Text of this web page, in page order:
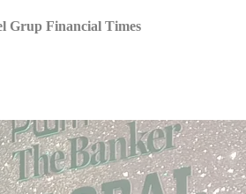
Grup Financial Times